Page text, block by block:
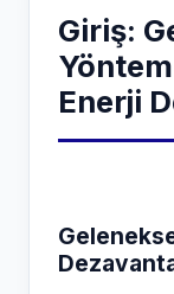
Giriş:
Enerji